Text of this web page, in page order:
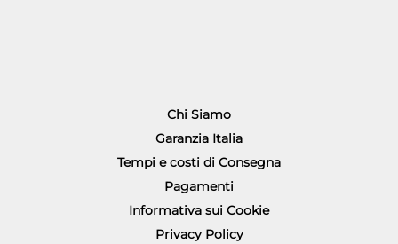
Chi Siamo
Garanzia Italia
Tempi e costi di Consegna
Pagamenti
Informativa sui Cookie
Privacy Policy